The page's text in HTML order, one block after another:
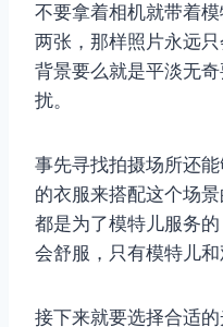
不要拿着相机就带着
两张，那样照片永远只
背景要么就是平淡无
扰。
事先寻找拍摄场所还
的衣服来搭配这个场
都是为了模特儿服务
会舒服，只有模特儿和
接下来就要选择合适